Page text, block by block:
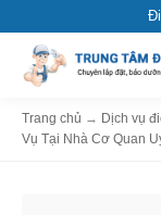
Trang chủ → Dịch vụ
Vụ Tại Nhà Cơ Quan